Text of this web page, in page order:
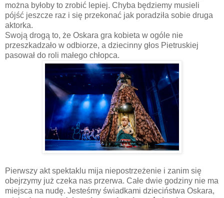
można byłoby to zrobić lepiej. Chyba będziemy musieli
pójść jeszcze raz i się przekonać jak poradziła sobie druga
aktorka.
Swoją drogą to, że Oskara gra kobieta w ogóle nie
przeszkadzało w odbiorze, a dziecinny głos Pietruskiej
pasował do roli małego chłopca.
Pierwszy akt spektaklu mija niepostrzeżenie i zanim się
obejrzymy już czeka nas przerwa. Całe dwie godziny nie ma
miejsca na nudę. Jesteśmy świadkami dzieciństwa Oskara,